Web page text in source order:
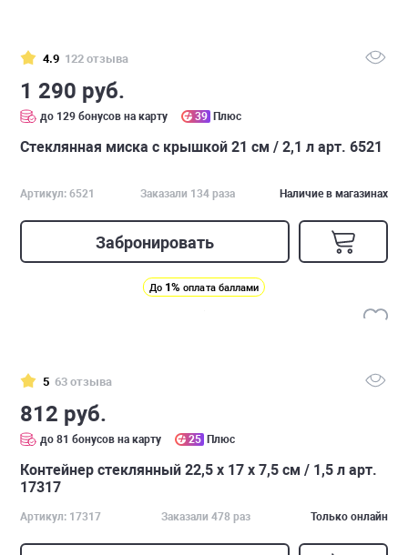
4.9 122 отзыва
1 290 руб.
до 129 бонусов на карту 39 Плюс
Стеклянная миска с крышкой 21 см / 2,1 л арт. 6521
Артикул: 6521 Заказали 134 раза Наличие в магазинах
Забронировать
До 1% оплата баллами
5 63 отзыва
812 руб.
до 81 бонусов на карту 25 Плюс
Контейнер стеклянный 22,5 х 17 х 7,5 см / 1,5 л арт.
17317
Артикул: 17317 Заказали 478 раз Только онлайн